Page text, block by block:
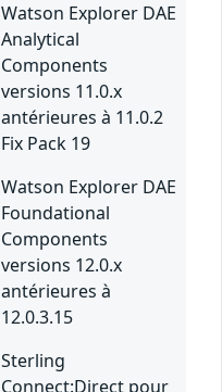
Watson Explorer DAE
Analytical
Components
versions 11.0.x
antérieures à 11.0.2
Fix Pack 19
Watson Explorer DAE
Foundational
Components
versions 12.0.x
antérieures à
12.0.3.15
Sterling
Connect:Direct pour